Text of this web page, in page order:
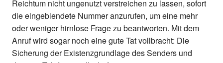
Reichtum nicht ungenutzt verstreichen zu lassen, sofort
die eingeblendete Nummer anzurufen, um eine mehr
oder weniger hirnlose Frage zu beantworten. Mit dem
Anruf wird sogar noch eine gute Tat vollbracht: Die
Sicherung der Existenzgrundlage des Senders und